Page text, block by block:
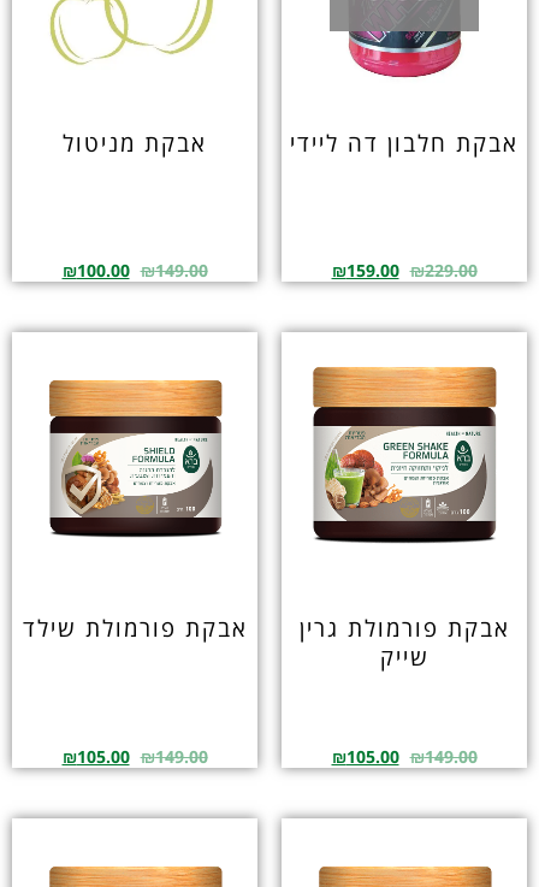
אבקת חלבון דה ליידי
₪229.00
₪159.00
אבקת מניטול
₪149.00
₪100.00
אבקת פורמולת גרין
שייק
₪149.00
₪105.00
אבקת פורמולת שילד
₪149.00
₪105.00